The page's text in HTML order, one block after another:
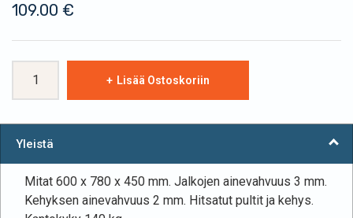
109.00 €
Maakannake
Onnline
Frame
Lisää Ostoskoriin
Yleistä
Mitat 600 x 780 x 450 mm. Jalkojen ainevahvuus 3 mm.
Kehyksen ainevahvuus 2 mm. Hitsatut pultit ja kehys.